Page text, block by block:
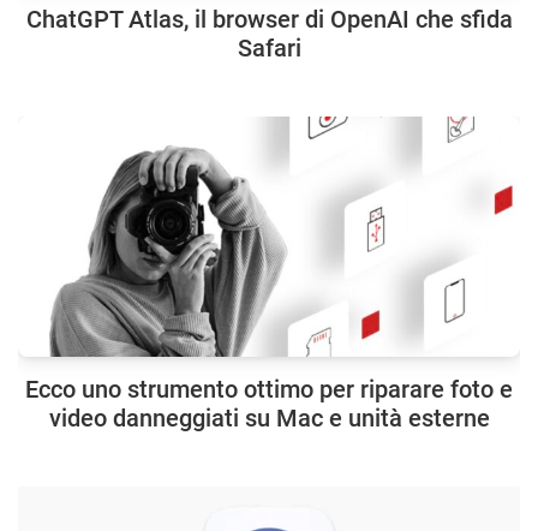
ChatGPT Atlas, il browser di OpenAI che sfida
Safari
Ecco uno strumento ottimo per riparare foto e
video danneggiati su Mac e unità esterne